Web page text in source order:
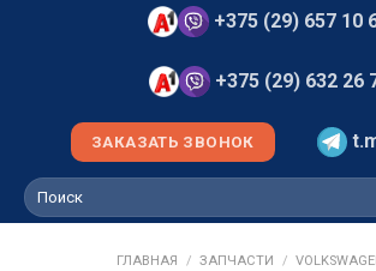
+375 (29) 657 10
+375 (29) 632 26
ЗАКАЗАТЬ ЗВОНОК
Искать:
ГЛАВНАЯ / ЗАПЧАСТИ /